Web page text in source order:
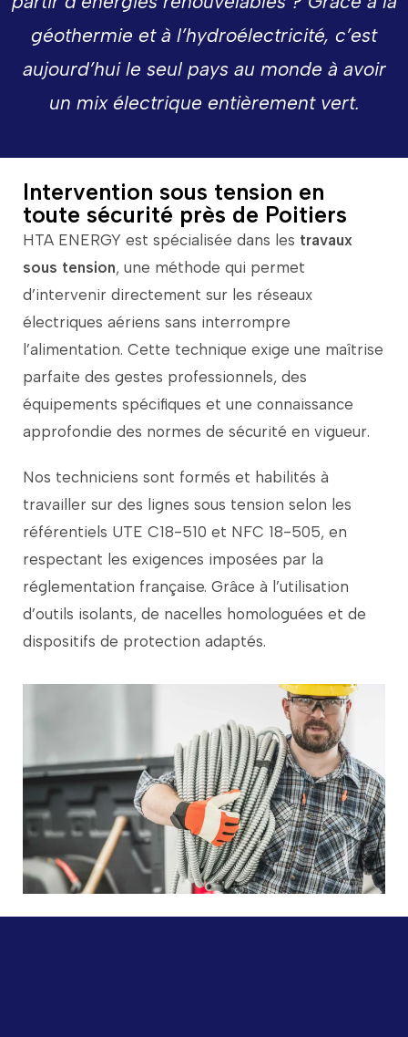
géothermie et à l’hydroélectricité, c’est
aujourd’hui le seul pays au monde à avoir
un mix électrique entièrement vert.
Intervention sous tension en
toute sécurité près de Poitiers
HTA ENERGY est spécialisée dans les travaux
sous tension, une méthode qui permet
d’intervenir directement sur les réseaux
électriques aériens sans interrompre
l’alimentation. Cette technique exige une maîtrise
parfaite des gestes professionnels, des
équipements spécifiques et une connaissance
approfondie des normes de sécurité en vigueur.
Nos techniciens sont formés et habilités à
travailler sur des lignes sous tension selon les
référentiels UTE C18-510 et NFC 18-505, en
respectant les exigences imposées par la
réglementation française. Grâce à l’utilisation
d’outils isolants, de nacelles homologuées et de
dispositifs de protection adaptés.